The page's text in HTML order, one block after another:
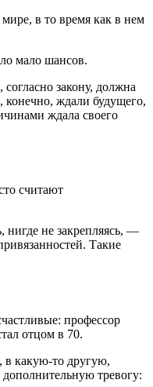
в то время как в нем
мало шансов.
закону, должна
конечно, ждали будущего,
ждала своего
считают
не закрепляясь, —
Такие
профессор
отцом в 70.
в какую-то другую,
тревогу: